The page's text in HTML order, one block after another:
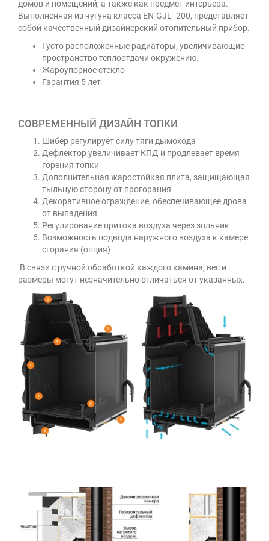
домов и помещений, а также как предмет интерьера.
Выполненная из чугуна класса EN-GJL- 200, представляет
собой качественный дизайнерский отопительный прибор.
Густо расположенные радиаторы, увеличивающие
пространство теплоотдачи окружению.
Жароупорное стекло
Гарантия 5 лет
СОВРЕМЕННЫЙ ДИЗАЙН ТОПКИ
Шибер регулирует силу тяги дымохода
Дефлектор увеличивает КПД и продлевает время
горения топки
Дополнительная жаростойкая плита, защищающая
тыльную сторону от прогорания
Декоративное ограждение, обеспечивающее дрова
от выпадения
Регулирование притока воздуха через зольник
Возможность подвода наружного воздуха к камере
сгорания (опция)
В связи с ручной обработкой каждого камина, вес и
размеры могут незначительно отличаться от указанных.